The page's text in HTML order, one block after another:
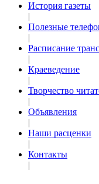
История газеты
|
Полезные
|
Расписание
|
Краеведение
|
Творчество
|
Объявления
|
Наши расценки
|
Контакты
|